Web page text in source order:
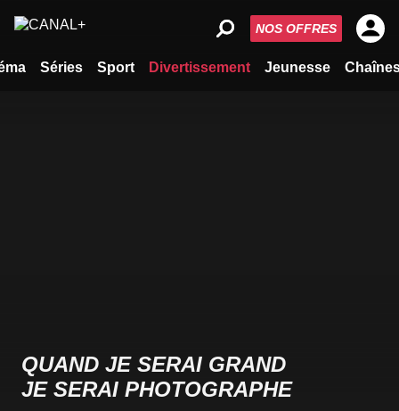
Séries Sport Divertissement Jeunesse
NOS OFFRES
QUAND JE SERAI GRAND
JE SERAI PHOTOGRAPHE